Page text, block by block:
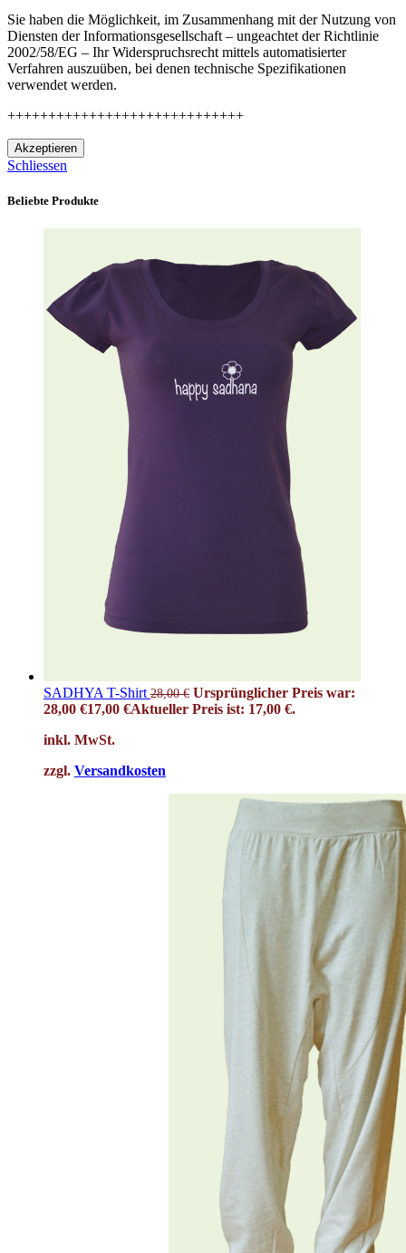
Sie haben die Möglichkeit, im Zusammenhang mit der Nutzung von
Diensten der Informationsgesellschaft – ungeachtet der Richtlinie
2002/58/EG – Ihr Widerspruchsrecht mittels automatisierter
Verfahren auszuüben, bei denen technische Spezifikationen
verwendet werden.
+++++++++++++++++++++++++++++
Akzeptieren
Schliessen
Beliebte Produkte
SADHYA T-Shirt 28,00€ Ursprünglicher Preis war:
28,00 €17,00 €Aktueller Preis ist: 17,00 €.
inkl. MwSt.
zzgl. Versandkosten